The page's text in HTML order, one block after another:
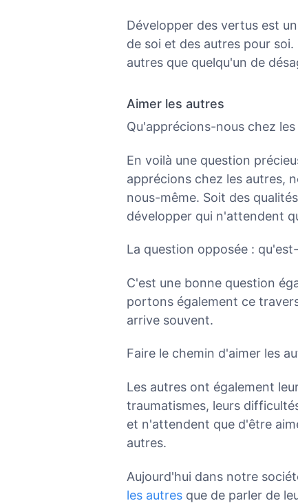
Développer des vertus est
de soi et des autres pour
autres que quelqu'un de
Aimer les autres
Qu'apprécions-nous chez les
En voilà une question
apprécions chez les autres,
nous-même. Soit des
développer qui n'attendent
La question opposée :
C'est une bonne question
portons également ce
arrive souvent.
Faire le chemin d'aimer les
Les autres ont également
traumatismes, leurs
et n'attendent que d'être
autres.
Aujourd'hui dans notre
les autres que de parler de